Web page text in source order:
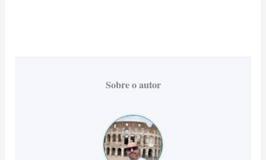
Sobre o autor